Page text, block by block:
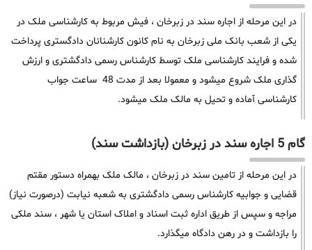
در این مرحله از اجاره سند در زبرخان ، فیش مربوط به کارشناسی ملک در
یکی از شعب بانک ملی زبرخان به نام کانون کارشنانان دادگستری پرداخت
شده و فرایند کارشناسی ملک توسط کارشناس رسمی دادگشتری و ارزش
گذاری ملک شروع میشود و معمولا بعد از مدت 48 ساعت جواب
کارشناسی آماده و تحیل به مالک ملک میشود.
گام 5 اجاره سند در زبرخان (بازداشت سند)
در این مرحله از تامین سند در زبرخان ، مالک ملک بهمراه دستور مقتم
قضایی و جوابیه کارشناس رسمی دادگشتری به شعبه نیابت (درصورت نیاز)
مراجه و سپس از طریق اداره ثبت اسناد و املاک استان یا شهر ، سند ملکی
را بازداشت و در رهن دادگاه میگذارد.